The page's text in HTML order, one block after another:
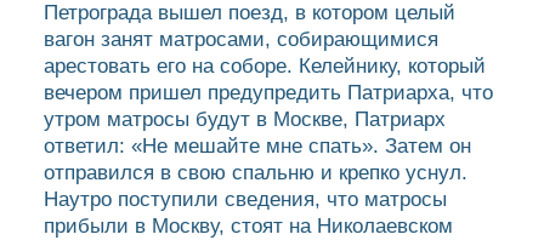
Петрограда вышел поезд, в котором целый
вагон занят матросами, собирающимися
арестовать его на соборе. Келейнику, который
вечером пришел предупредить Патриарха, что
утром матросы будут в Москве, Патриарх
ответил: «Не мешайте мне спать». Затем он
отправился в свою спальню и крепко уснул.
Наутро поступили сведения, что матросы
прибыли в Москву, стоят на Николаевском